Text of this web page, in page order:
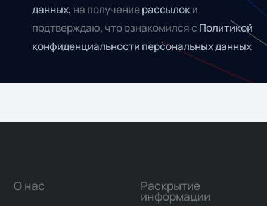
данных, на получениерассылоки
подтверждаю, что ознакомился с Политикой
конфиденциальности персональных данных
О нас Раскрытие
информации